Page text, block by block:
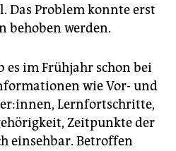
Das Problem konnte erst
behoben werden.
es im Frühjahr schon bei
wie Vor- und
Lernfortschritte,
Zeitpunkte der
einsehbar. Betroffen